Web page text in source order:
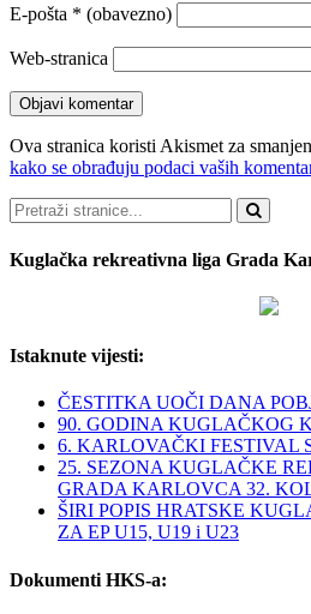
E-pošta * (obavezno)
Web-stranica
Ova stranica koristi Akismet za
kako se obrađuju podaci vaših
Pretraži
Kuglačka rekreativna liga Grada
Istaknute vijesti:
ČESTITKA UOČI DANA
90. GODINA KUGLAČKOG
6. KARLOVAČKI FESTIVAL
25. SEZONA KUGLAČKE
GRADA KARLOVCA 32.
ŠIRI POPIS HRATSKE
ZA EP U15, U19 i U23
Dokumenti HKS-a: